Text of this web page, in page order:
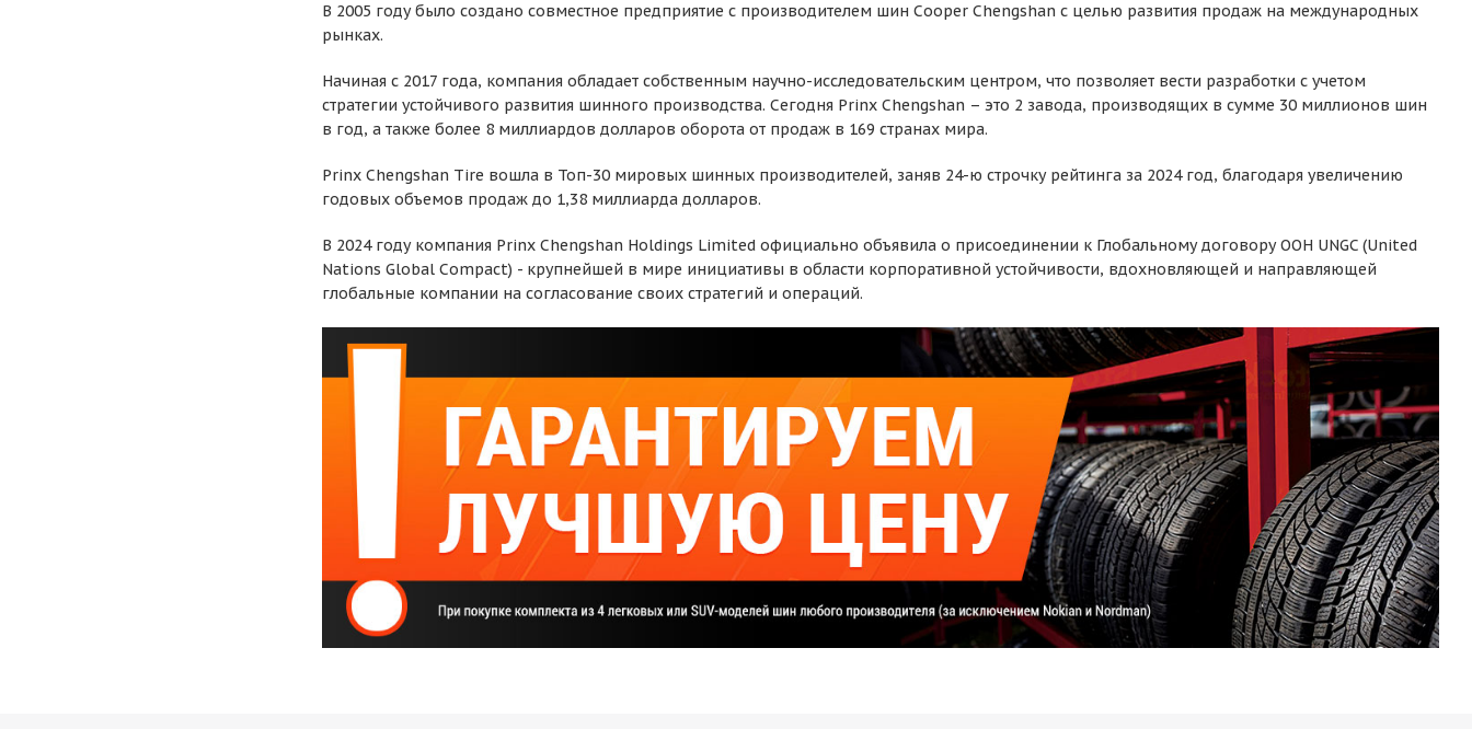
В 2005 году было создано совместное предприятие с производителем шин Cooper Chengshan с целью развития продаж на международных
рынках.
Начиная с 2017 года, компания обладает собственным научно-исследовательским центром, что позволяет вести разработки с учетом
стратегии устойчивого развития шинного производства. Сегодня Prinx Chengshan – это 2 завода, производящих в сумме 30 миллионов шин
в год, а также более 8 миллиардов долларов оборота от продаж в 169 странах мира.
Prinx Chengshan Tire вошла в Топ-30 мировых шинных производителей, заняв 24-ю строчку рейтинга за 2024 год, благодаря увеличению
годовых объемов продаж до 1,38 миллиарда долларов.
В 2024 году компания Prinx Chengshan Holdings Limited официально объявила о присоединении к Глобальному договору ООН UNGC (United
Nations Global Compact) - крупнейшей в мире инициативы в области корпоративной устойчивости, вдохновляющей и направляющей
глобальные компании на согласование своих стратегий и операций.